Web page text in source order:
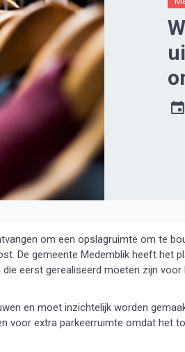
om een opslagruimte om te
De gemeente Medemblik heeft het
eerst gerealiseerd moeten zijn voor
en moet inzichtelijk worden
voor extra parkeerruimte omdat het